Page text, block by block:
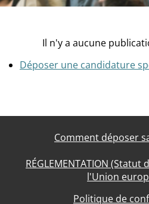
Il n'y a aucune
Déposer une candidature
Comment déposer
RÉGLEMENTATION
l'Union
Politique de